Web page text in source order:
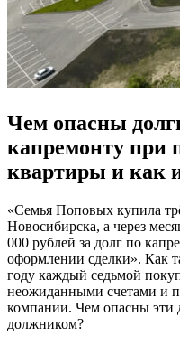
Чем опасны
капремонту при
квартиры и как
«Семья Поповых купила
Новосибирска, а через
000 рублей за долг по
оформлении сделки». Как
году каждый седьмой
неожиданными счетами и
компании. Чем опасны эти
должником?